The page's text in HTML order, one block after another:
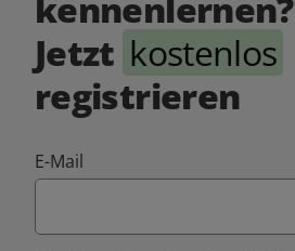
Jetzt kostenlos
registrieren
E-Mail